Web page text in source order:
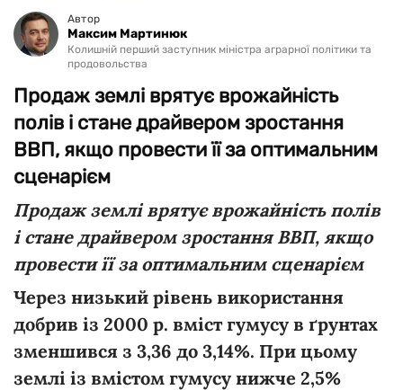
Автор
Максим Мартинюк
Колишній перший заступник міністра аграрної політики та
продовольства
Продаж землі врятує врожайність
полів і стане драйвером зростання
ВВП, якщо провести її за оптимальним
сценарієм
Продаж землі врятує врожайність полів
і стане драйвером зростання ВВП, якщо
провести її за оптимальним сценарієм
Через низький рівень використання
добрив із 2000 р. вміст гумусу в ґрунтах
зменшився з 3,36 до 3,14%. При цьому
землі із вмістом гумусу нижче 2,5%